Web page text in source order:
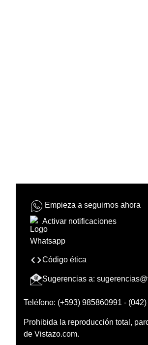
Empieza a seguirnos ahora
Activar notificaciones
Código ética
Sugerencias a:
Teléfono: (+593) 985860991 -
Prohibida la reproducción total,
de Vistazo.com.